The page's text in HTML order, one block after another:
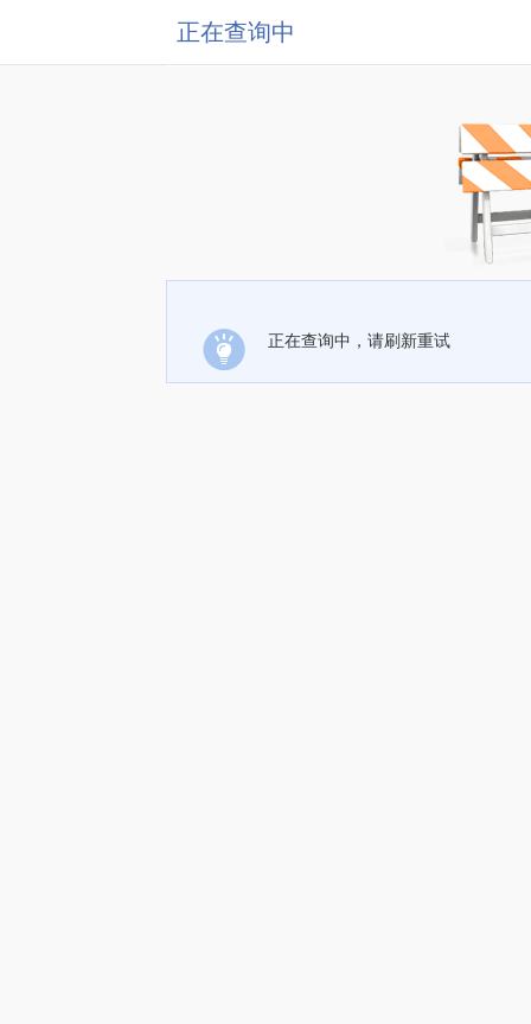
正在查询中
正在查询中，请刷新重试